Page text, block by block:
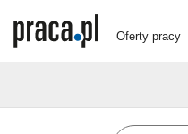
Oferty pracy